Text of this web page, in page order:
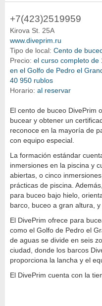
+7(423)2519959
Kirova St. 25A
www.diveprim.ru
Tipo de local: Cento de
Precio: el curso completo de
en el Golfo de Pedro el
40 950 rublos
Horario: al reservar
El cento de buceo DivePrim
bucear y obtener un
reconoce en la mayoría de
con equipo especial.
La formación estándar
inmersiones en la piscina y
abiertas, o cinco
prácticas de piscina.
para buceo bajo hielo,
barco, buceo a gran altura, y
El DivePrim ofrece para
como el Golfo de Pedro el
de aguas se divide en seis
ciudad, donde los barcos
proporciona la lancha y el
El DivePrim cuenta con la